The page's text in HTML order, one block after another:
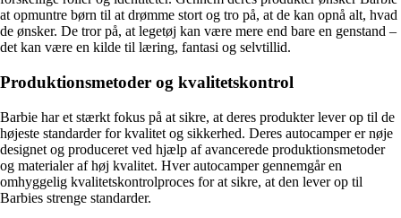
at opmuntre børn til at drømme stort og tro på, at de kan opnå alt, hvad
de ønsker. De tror på, at legetøj kan være mere end bare en genstand –
det kan være en kilde til læring, fantasi og selvtillid.
Produktionsmetoder og kvalitetskontrol
Barbie har et stærkt fokus på at sikre, at deres produkter lever op til de
højeste standarder for kvalitet og sikkerhed. Deres autocamper er nøje
designet og produceret ved hjælp af avancerede produktionsmetoder
og materialer af høj kvalitet. Hver autocamper gennemgår en
omhyggelig kvalitetskontrolproces for at sikre, at den lever op til
Barbies strenge standarder.